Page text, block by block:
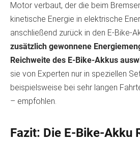
Motor verbaut, der die beim
kinetische Energie in elektrische
anschließend zurück in den E-Bike-
zusätzlich gewonnene
Reichweite des E-Bike-Akkus
sie von Experten nur in speziellen
beispielsweise bei sehr langen
– empfohlen.
Fazit: Die E-Bike-Akku